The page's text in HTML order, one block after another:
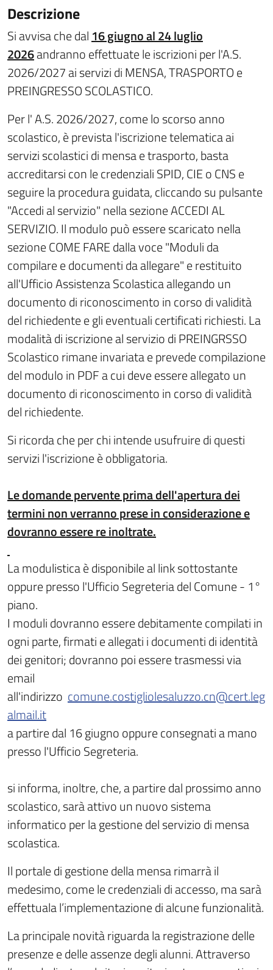
Descrizione
Si avvisa che dal16giugno al 24 luglio
2026andranno effettuate le iscrizioni per l'A.S.
2026/2027 ai servizi di MENSA, TRASPORTO e
PREINGRESSO SCOLASTICO.
Per l' A.S. 2026/2027, come lo scorso anno
scolastico, è prevista l'iscrizione telematica ai
servizi scolastici di mensa e trasporto, basta
accreditarsi con le credenziali SPID, CIE o CNS e
seguire la procedura guidata, cliccando su pulsante
"Accedi al servizio" nella sezione ACCEDI AL
SERVIZIO. Il modulo può essere scaricato nella
sezione COME FARE dalla voce "Moduli da
compilare e documenti da allegare" e restituito
all'Ufficio Assistenza Scolastica allegando un
documento di riconoscimento in corso di validità
del richiedente e gli eventuali certificati richiesti. La
modalità di iscrizione al servizio di PREINGRSSO
Scolastico rimane invariata e prevede compilazione
del modulo in PDF a cui deve essere allegato un
documento di riconoscimento in corso di validità
del richiedente.
Si ricorda che per chi intende usufruire di questi
servizi l'iscrizione è obbligatoria.
Le domande pervente prima dell'apertura dei
termini non verranno prese in considerazione e
dovranno essere re inoltrate.
La modulistica è disponibile al link sottostante
oppure presso l'Ufficio Segreteria del Comune - 1°
piano.
I moduli dovranno essere debitamente compilati in
ogni parte, firmati e allegati i documenti di identità
dei genitori; dovranno poi essere trasmessi via
email
all'indirizzo comune.costigliolesaluzzo.cn@cert.leg
almail.it
a partire dal 16 giugno oppure consegnati a mano
presso l'Ufficio Segreteria.
si informa, inoltre, che, a partire dal prossimo anno
scolastico, sarà attivo un nuovo sistema
informatico per la gestione del servizio di mensa
scolastica.
Il portale di gestione della mensa rimarrà il
medesimo, come le credenziali di accesso, ma sarà
effettuala l’implementazione di alcune funzionalità.
La principale novità riguarda la registrazione delle
presenze e delle assenze degli alunni. Attraverso